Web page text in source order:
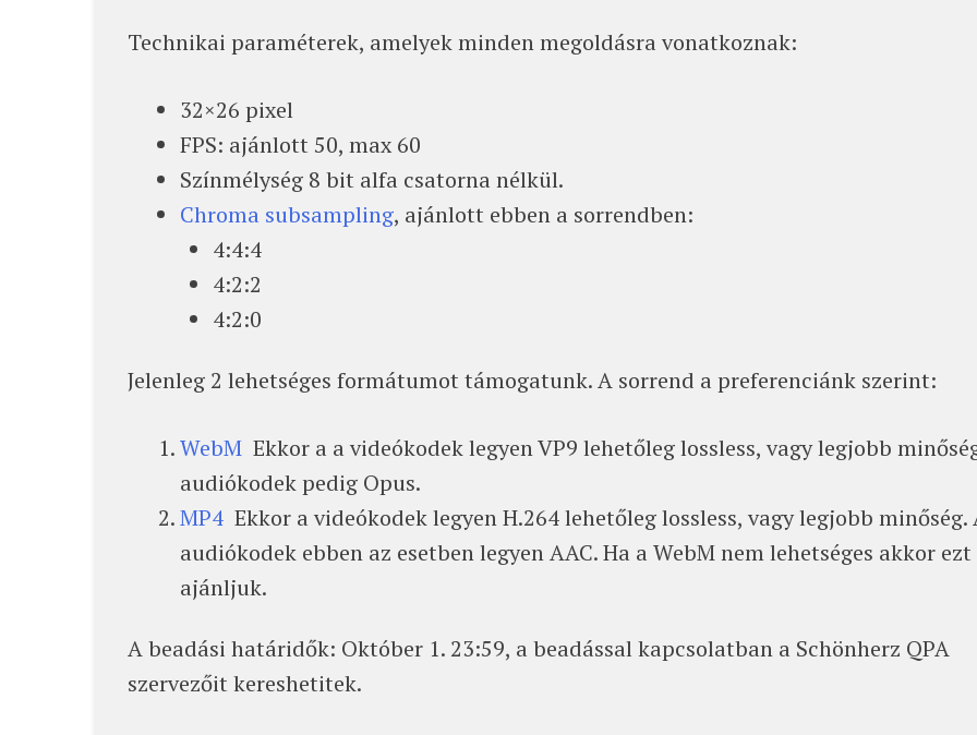
Technikai paraméterek, amelyek minden megoldásra vonatkoznak:
32×26 pixel
FPS: ajánlott 50, max 60
Színmélység 8 bit alfa csatorna nélkül.
Chroma subsampling, ajánlott ebben a sorrendben:
4:4:4
4:2:2
4:2:0
Jelenleg 2 lehetséges formátumot támogatunk. A sorrend a preferenciánk szerint:
WebM Ekkor a a videókodek legyen VP9 lehetőleg lossless, vagy legjobb
audiókodek pedig Opus.
MP4 Ekkor a videókodek legyen H.264 lehetőleg lossless, vagy legjobb minőség.
audiókodek ebben az esetben legyen AAC. Ha a WebM nem lehetséges akkor ezt
ajánljuk.
A beadási határidők: Október 1. 23:59, a beadással kapcsolatban a Schönherz QPA
szervezőit kereshetitek.